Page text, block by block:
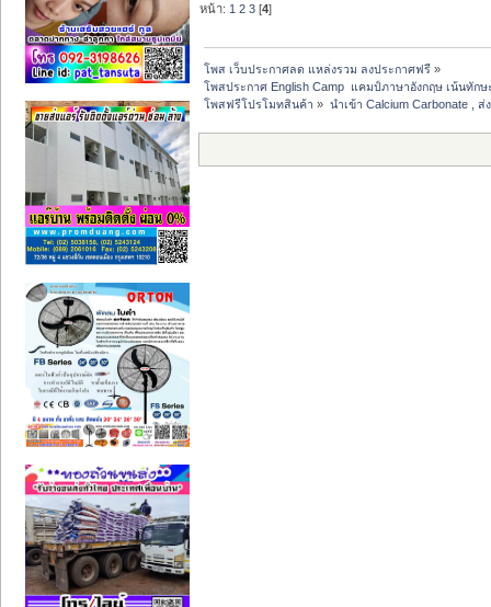
หน้า: 1 2 3 [4]
โพส เว็บประกาศลด แหล่งรวม ลงประกาศฟรี »
โพสประกาศ English Camp  แคมป์ภาษาอังกฤษ เน้นทัก
โพสฟรีโปรโมทสินค้า » นำเข้า Calcium Carbonate ,